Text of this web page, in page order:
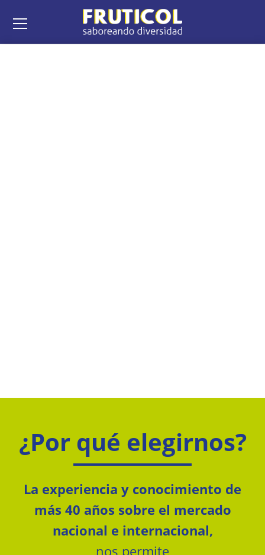
¿Por qué elegirnos?
La experiencia y conocimiento de
más 40 años sobre el mercado
nacional e internacional,
nos permite